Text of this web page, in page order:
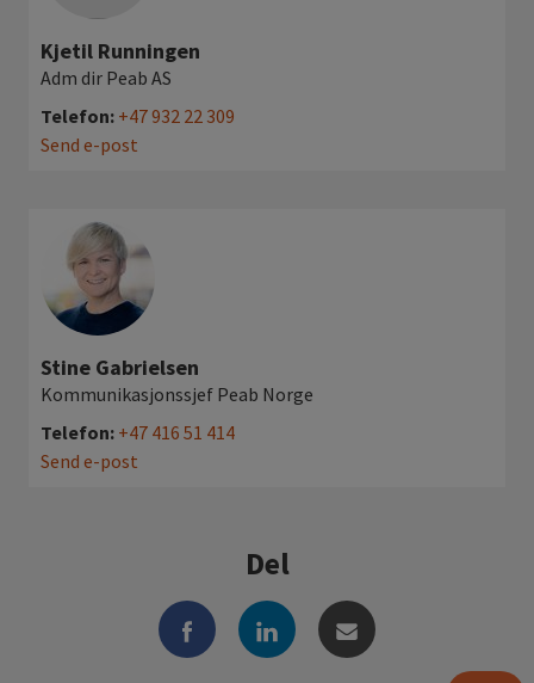
Kjetil Runningen
Adm dir Peab AS
Telefon: +47 932 22 309
Send e-post
Stine Gabrielsen
Kommunikasjonssjef Peab Norge
Telefon: +47 416 51 414
Send e-post
Del